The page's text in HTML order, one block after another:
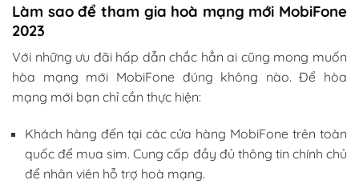
Làm sao để tham gia hoà mạng mới MobiFone
2023
Với những ưu đãi hấp dẫn chắc hẳn ai cũng mong muốn
hòa mạng mới MobiFone đúng không nào. Để hòa
mạng mới bạn chỉ cần thực hiện:
Khách hàng đến tại các cửa hàng MobiFone trên toàn
quốc để mua sim. Cung cấp đầy đủ thông tin chính chủ
để nhân viên hỗ trợ hoà mạng.